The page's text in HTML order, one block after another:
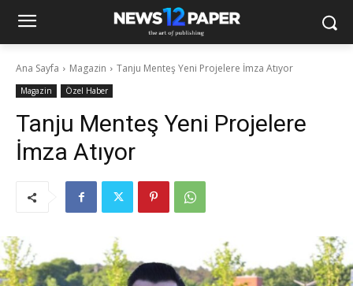
Ana Sayfa Magazin Tanju Menteş Yeni Projelere İmza Atıyor
Magazin Özel Haber
Tanju Menteş Yeni Projelere
İmza Atıyor